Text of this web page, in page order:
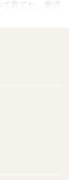
育てた、鹿児
庫で40日以上
た安納芋は、絶
食卓を彩るお芋
サイズ（約
す。どちらのサ